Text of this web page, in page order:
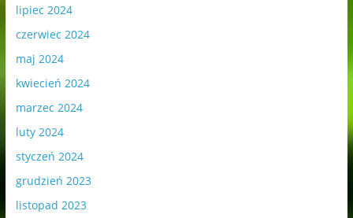
lipiec 2024
czerwiec 2024
maj 2024
kwiecień 2024
marzec 2024
luty 2024
styczeń 2024
grudzień 2023
listopad 2023